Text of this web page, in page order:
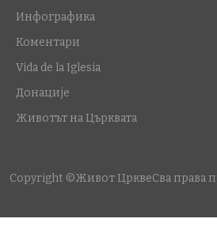
Инфографика
Коментари
Vida de la Iglesia
Донације
Животът на Църквата
Copyright ©Живот ЦрквеСва права